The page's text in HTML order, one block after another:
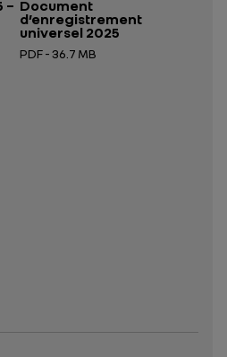
–
onglet
Document
d’enregistrement
universel 2025
PDF - 36.7 MB